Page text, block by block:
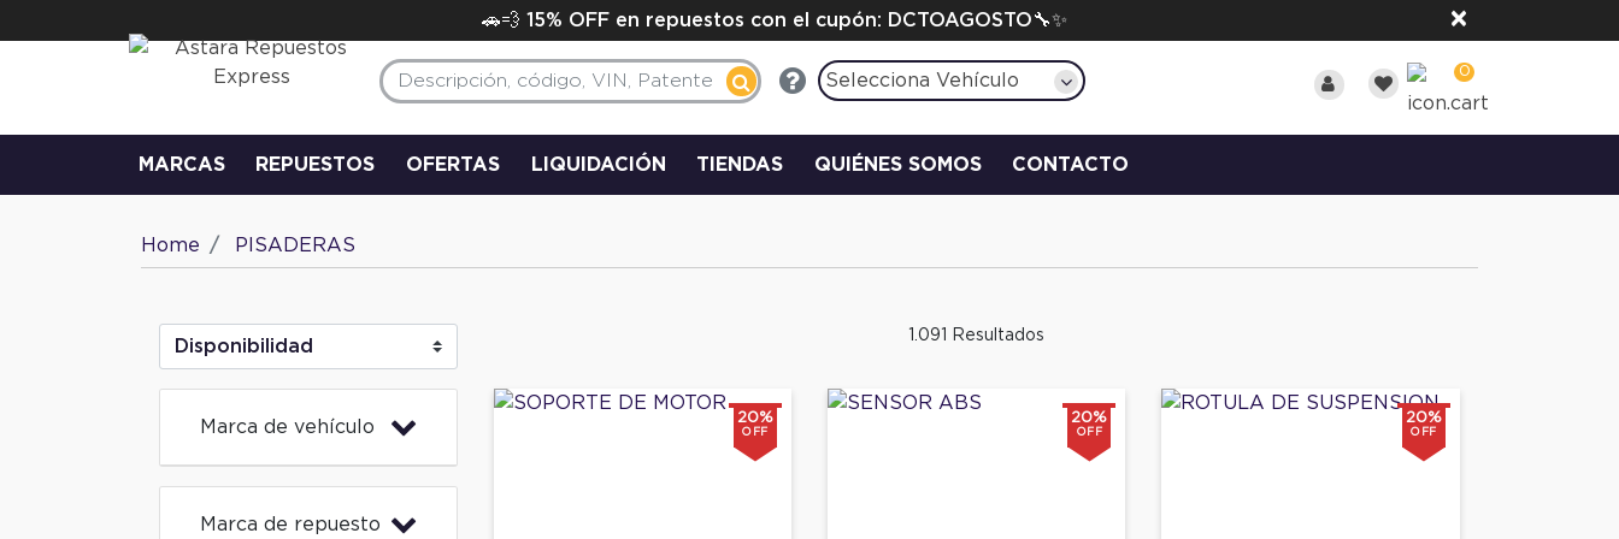
🚗💨 15% OFF en repuestos con el cupón: DCTOAGOSTO🔧✨ ×
Selecciona Vehículo 0
MARCAS REPUESTOS OFERTAS LIQUIDACIÓN TIENDAS QUIÉNES SOMOS CONTACTO
Home PISADERAS
1.091 Resultados
Marca de vehículo
Marca de repuesto
20%
OFF
20%
OFF
20%
OFF